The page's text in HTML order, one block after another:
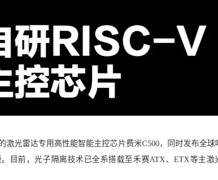
激光雷达专用 高性能智能主控芯片费米C500， 同时发布全球
目前，光子隔离技术已全系搭载至禾赛ATX、ETX等主激